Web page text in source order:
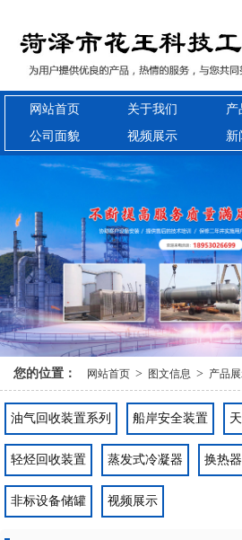
网站首页 关于我们 产
公司面貌
视频展示 新
您的位置： 网站首页 > 图文信息 > 产品
油气回收装置系列 船岸安全装置
轻烃回收装置 蒸发式冷凝器 换热器
非标设备储罐 视频展示